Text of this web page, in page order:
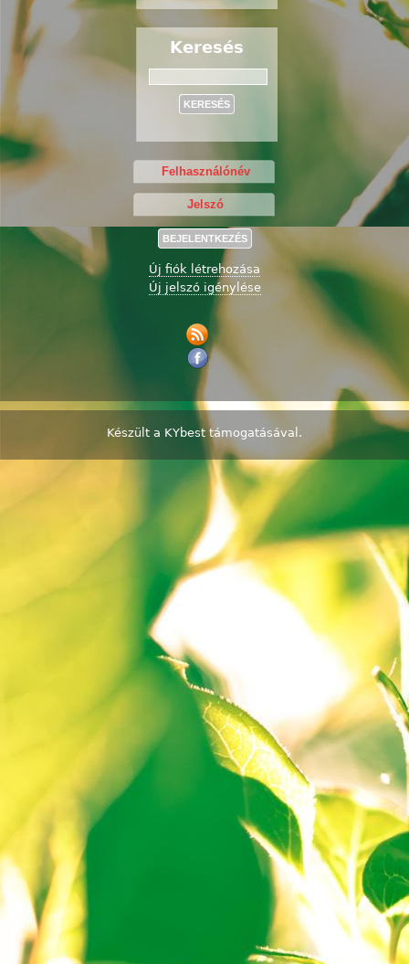
Keresés
Új fiók létrehozása
Új jelszó igénylése
Készült a KYbest támogatásával.